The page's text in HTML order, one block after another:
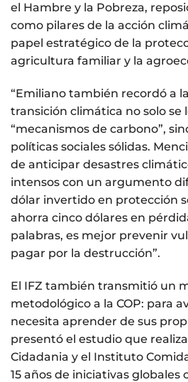
el Hambre y la Pobreza,
como pilares de la acción
papel estratégico de la
agricultura familiar y la
“Emiliano también recordó a
transición climática no solo se
“mecanismos de carbono”,
políticas sociales sólidas.
de anticipar desastres
intensos con un argumento
dólar invertido en protección
ahorra cinco dólares en
palabras, es mejor prevenir
pagar por la destrucción”.
El IFZ también transmitió un
metodológico a la COP: para
necesita aprender de sus
presentó el estudio que
Cidadania y el Instituto
15 años de iniciativas globales